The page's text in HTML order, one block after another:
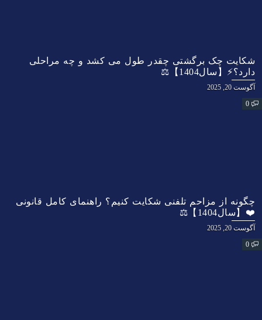
شکایت چک برگشتی چقدر طول می کشد و چه مراحلی
دارد؟⚡【سال1404】⚖️
آگوست 20, 2025
0
چگونه از مزاحم تلفنی شکایت کنیم؟ راهنمای کامل قانونی
❤️【سال1404】⚖️
آگوست 20, 2025
0